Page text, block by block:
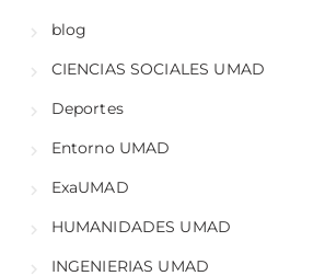
blog
CIENCIAS SOCIALES UMAD
Deportes
Entorno UMAD
ExaUMAD
HUMANIDADES UMAD
INGENIERIAS UMAD